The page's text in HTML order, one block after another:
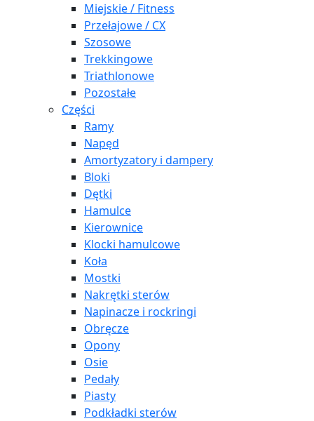
Miejskie / Fitness
Przełajowe / CX
Szosowe
Trekkingowe
Triathlonowe
Pozostałe
Części
Ramy
Napęd
Amortyzatory i dampery
Bloki
Dętki
Hamulce
Kierownice
Klocki hamulcowe
Koła
Mostki
Nakrętki sterów
Napinacze i rockringi
Obręcze
Opony
Osie
Pedały
Piasty
Podkładki sterów